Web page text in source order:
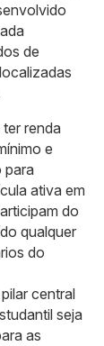
de
renda
e
para
ativa em
do
qualquer
do
central
seja
as